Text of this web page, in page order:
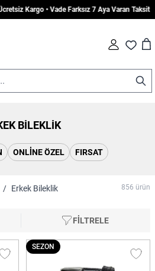
Vade Farksız 7 Aya Varan Taksit
Fav Cart
BILEKLIK
ONLINE ÖZEL FIRSAT
/ Erkek Bileklik 856 ürün
FİLTRELE
SEZON